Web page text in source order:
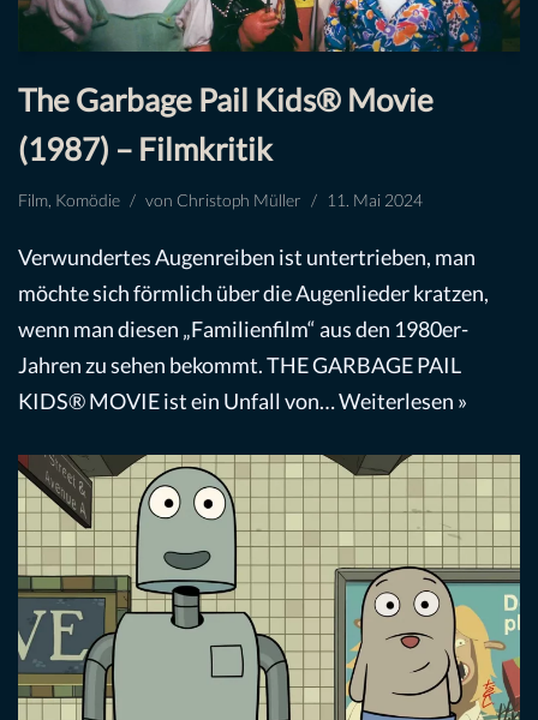
The Garbage Pail Kids® Movie
(1987) – Filmkritik
Film Komödie von Christoph Müller 11. Mai 2024
Verwundertes Augenreiben ist untertrieben, man
möchte sich förmlich über die Augenlieder kratzen,
wenn man diesen „Familienfilm“ aus den 1980er-
Jahren zu sehen bekommt. THE GARBAGE PAIL
KIDS® MOVIE ist ein Unfall von…Weiterlesen »